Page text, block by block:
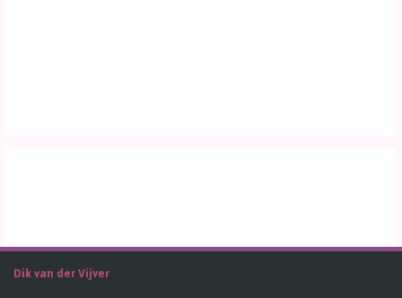
Dik van der Vijver